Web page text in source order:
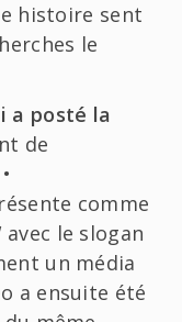
histoire sent
le
a posté la
de
comme
avec le slogan
un média
a ensuite été